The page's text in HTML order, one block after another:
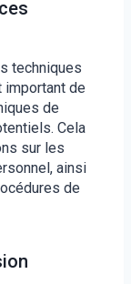
techniques
de
de
Cela
sur les
ainsi
de